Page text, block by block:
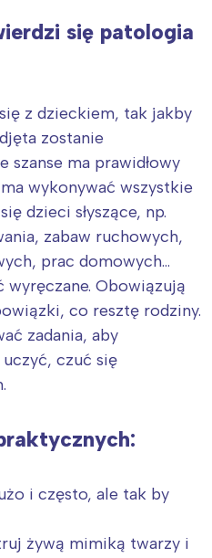
się patologia
z dzieckiem, tak jakby
zostanie
szanse ma prawidłowy
wykonywać wszystkie
dzieci słyszące, np.
zabaw ruchowych,
prac domowych…
Obowiązują
co resztę rodziny.
zadania, aby
czuć się
i często, ale tak by
żywą mimiką twarzy i